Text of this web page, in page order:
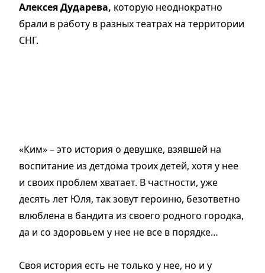
Алексея Дударева, которую неоднократно
брали в работу в разных театрах на территории
СНГ.
«Ким» – это история о девушке, взявшей на
воспитание из детдома троих детей, хотя у нее
и своих проблем хватает. В частности, уже
десять лет Юля, так зовут героиню, безответно
влюблена в бандита из своего родного городка,
да и со здоровьем у нее не все в порядке…
Своя история есть не только у нее, но и у